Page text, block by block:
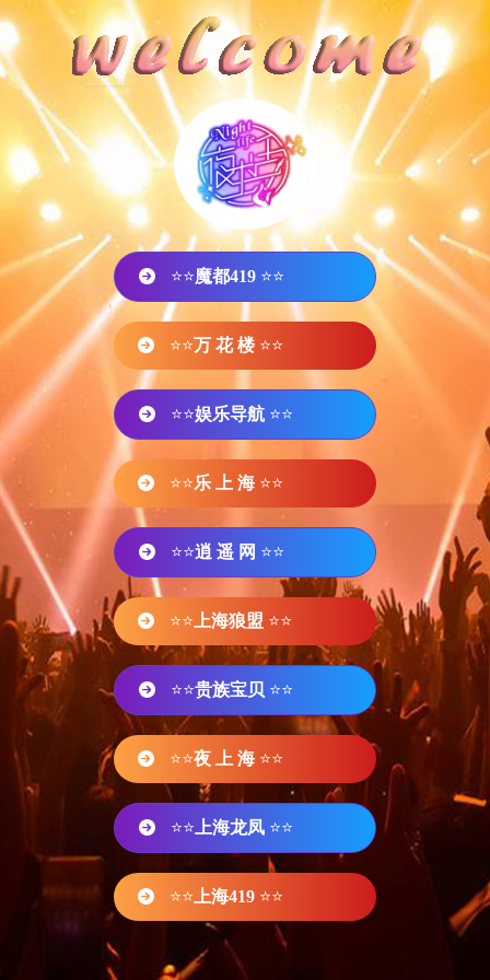
⭐⭐魔都419 ⭐⭐
⭐⭐万 花 楼 ⭐⭐
⭐⭐娱乐导航 ⭐⭐
⭐⭐乐 上 海 ⭐⭐
⭐⭐逍 遥 网 ⭐⭐
⭐⭐ 上海狼盟 ⭐⭐
⭐⭐贵族宝贝 ⭐⭐
⭐⭐夜 上 海 ⭐⭐
⭐⭐ 上海龙凤 ⭐⭐
⭐⭐ 上海419 ⭐⭐